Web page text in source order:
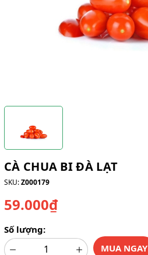
CÀ CHUA BI ĐÀ LẠT
SKU:Z000179
59.000₫
Số lượng:
MUA NGAY